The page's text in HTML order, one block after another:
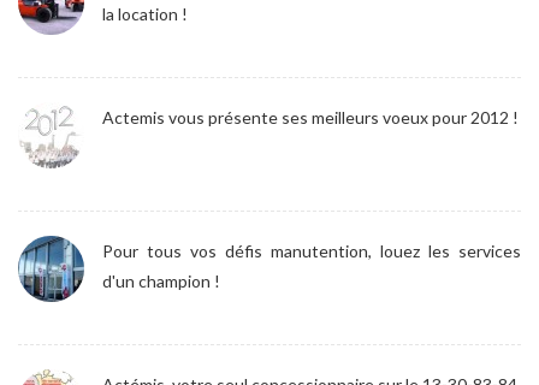
la location !
Actemis vous présente ses meilleurs voeux pour 2012 !
Pour tous vos défis manutention, louez les services
d'un champion !